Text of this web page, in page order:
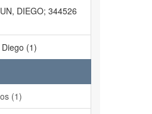
DIEGO; 344526
(1)
(1)